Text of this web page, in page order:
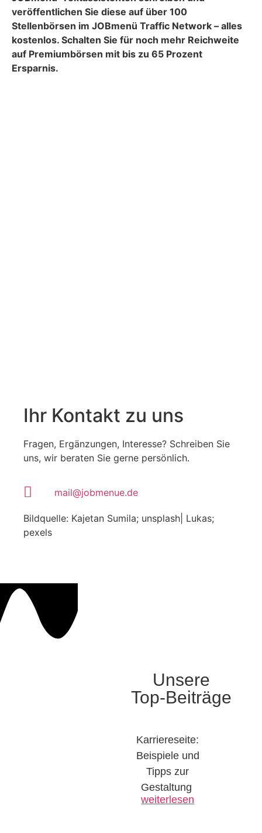
veröffentlichen Sie diese auf über 100
Stellenbörsen im JOBmenü Traffic Network – alles
kostenlos. Schalten Sie für noch mehr Reichweite
auf Premiumbörsen mit bis zu 65 Prozent
Ersparnis.
Ihr Kontakt zu uns
Fragen, Ergänzungen, Interesse? Schreiben Sie
uns, wir beraten Sie gerne persönlich.
mail@jobmenue.de
Bildquelle: Kajetan Sumila; unsplash| Lukas;
pexels
Unsere
Top-Beiträge
Karriereseite:
Beispiele und
Tipps zur
Gestaltung ​
weiterlesen